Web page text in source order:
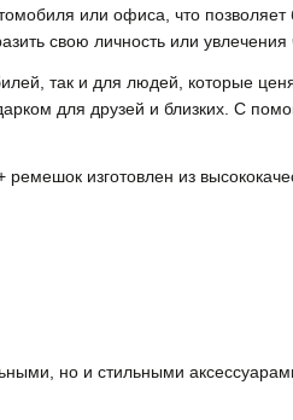
или офиса, что
свою личность или
так и для людей, которые
для друзей и близких. С
изготовлен из
но и стильными